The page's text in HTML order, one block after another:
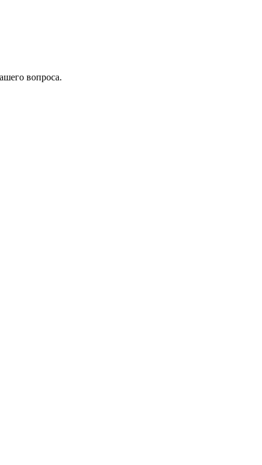
вопроса.